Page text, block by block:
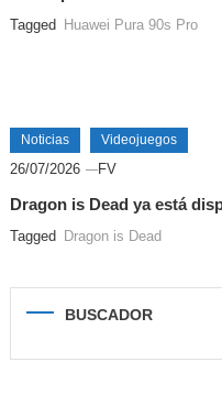
Tagged Huawei Pura 90s Pro
Noticias Videojuegos
26/07/2026 FV
Dragon is Dead ya está
Tagged Dragon is Dead
BUSCADOR